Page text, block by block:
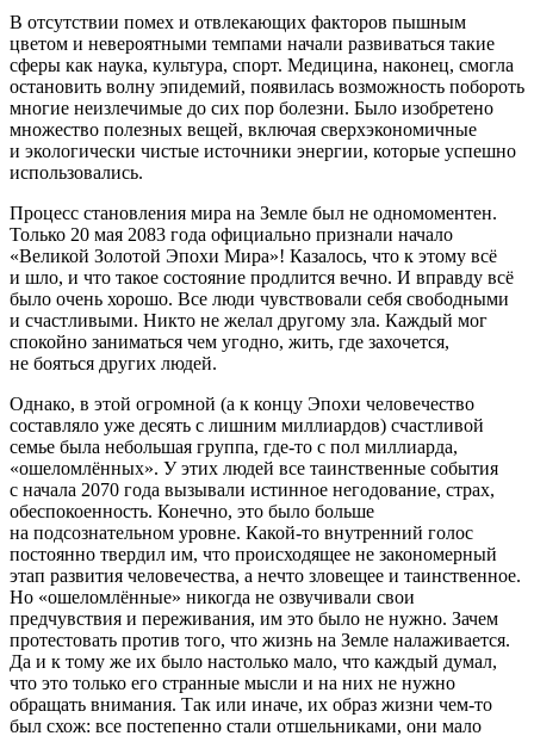
В отсутствии помех и отвлекающих факторов пышным
цветом и невероятными темпами начали развиваться такие
сферы как наука, культура, спорт. Медицина, наконец, смогла
остановить волну эпидемий, появилась возможность побороть
многие неизлечимые до сих пор болезни. Было изобретено
множество полезных вещей, включая сверхэкономичные
и экологически чистые источники энергии, которые успешно
использовались.
Процесс становления мира на Земле был не одномоментен.
Только 20 мая 2083 года официально признали начало
«Великой Золотой Эпохи Мира»! Казалось, что к этому всё
и шло, и что такое состояние продлится вечно. И вправду всё
было очень хорошо. Все люди чувствовали себя свободными
и счастливыми. Никто не желал другому зла. Каждый мог
спокойно заниматься чем угодно, жить, где захочется,
не бояться других людей.
Однако, в этой огромной (а к концу Эпохи человечество
составляло уже десять с лишним миллиардов) счастливой
семье была небольшая группа, где-то с пол миллиарда,
«ошеломлённых». У этих людей все таинственные события
с начала 2070 года вызывали истинное негодование, страх,
обеспокоенность. Конечно, это было больше
на подсознательном уровне. Какой-то внутренний голос
постоянно твердил им, что происходящее не закономерный
этап развития человечества, а нечто зловещее и таинственное.
Но «ошеломлённые» никогда не озвучивали свои
предчувствия и переживания, им это было не нужно. Зачем
протестовать против того, что жизнь на Земле налаживается.
Да и к тому же их было настолько мало, что каждый думал,
что это только его странные мысли и на них не нужно
обращать внимания. Так или иначе, их образ жизни чем-то
был схож: все постепенно стали отшельниками, они мало